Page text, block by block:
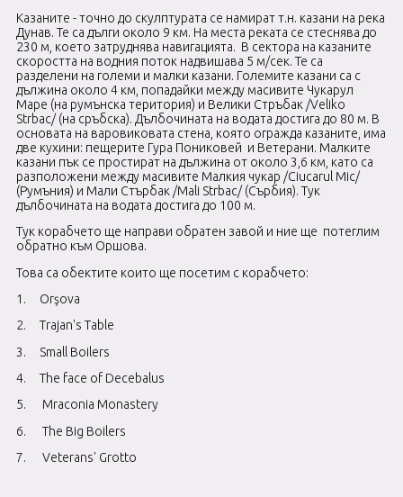
Казаните - точно до скулптурата се намират т.н. казани на река
Дунав. Те са дълги около 9 км. На места реката се стеснява до
230 м, което затруднява навигацията. В сектора на казаните
скоростта на водния поток надвишава 5 м/сек. Те са
разделени на големи и малки казани. Големите казани са с
дължина около 4 км, попадайки между масивите Чукарул
Маре (на румънска територия) и Велики Стръбак /Veliko
Strbac/ (на сръбска). Дълбочината на водата достига до 80 м. В
основата на варовиковата стена, която огражда казаните, има
две кухини: пещерите Гура Пониковей и Ветерани. Малките
казани пък се простират на дължина от около 3,6 км, като са
разположени между масивите Малкия чукар /Ciucarul Mic/
(Румъния) и Мали Стърбак /Mali Strbac/ (Сърбия). Тук
дълбочината на водата достига до 100 м.
Тук корабчето ще направи обратен завой и ние ще потеглим
обратно към Оршова.
Това са обектите които ще посетим с корабчето:
1. Orşova
2.
Trajan's Table
3. Small Boilers
4. The face of Decebalus
5. Mraconia Monastery
6. The Big Boilers
7. Veterans' Grotto